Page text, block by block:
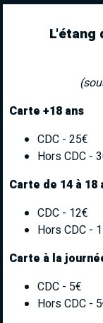
L'étang
Carte +18 ans
CDC - 25€
Hors CDC -
Carte de 14 à 18
CDC - 12€
Hors CDC -
Carte à la
CDC - 5€
Hors CDC -